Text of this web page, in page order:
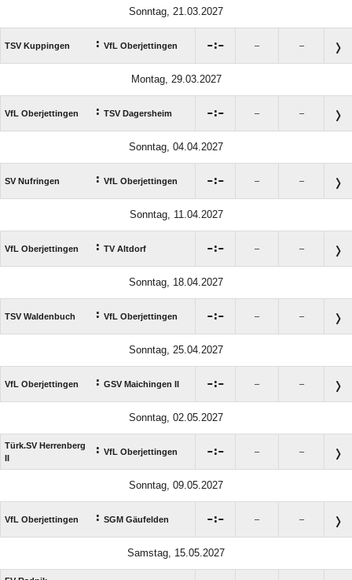
Sonntag, 21.03.2027
TSV Kuppingen : VfL Oberjettingen : – –
Montag, 29.03.2027
VfL Oberjettingen : TSV Dagersheim : – –
Sonntag, 04.04.2027
SV Nufringen : VfL Oberjettingen : – –
Sonntag, 11.04.2027
VfL Oberjettingen : TV Altdorf : – –
Sonntag, 18.04.2027
TSV Waldenbuch : VfL Oberjettingen : – –
Sonntag, 25.04.2027
VfL Oberjettingen : GSV Maichingen II : – –
Sonntag, 02.05.2027
Türk.SV Herrenberg
II
: VfL Oberjettingen : – –
Sonntag, 09.05.2027
VfL Oberjettingen : SGM Gäufelden : – –
Samstag, 15.05.2027